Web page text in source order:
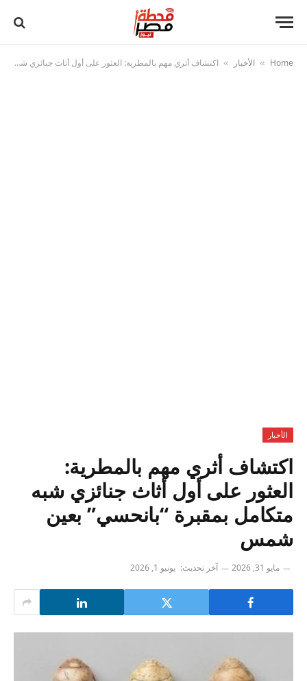
Home
» الأخبار » اكتشاف أثري مهم بالمطرية: العثور على أول أثاث جنائزي شبه متكامل بمقبرة “بانحسي” بعين شمس
الأخبار
اكتشاف أثري مهم بالمطرية:
العثور على أول أثاث جنائزي شبه
متكامل بمقبرة “بانحسي” بعين
شمس
مايو 31, 2026 آخر تحديث: يونيو 1, 2026